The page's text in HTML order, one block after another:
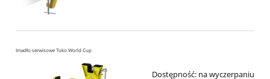
Imadło serwisowe Toko World Cup
Dostępność: na wyczerpaniu